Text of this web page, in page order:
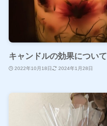
キャンドルの効果について
2022年10月18日 2024年1月28日